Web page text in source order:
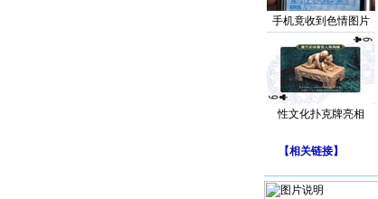
手机竟收到色情图片
性文化扑克牌亮相
【相关链接】